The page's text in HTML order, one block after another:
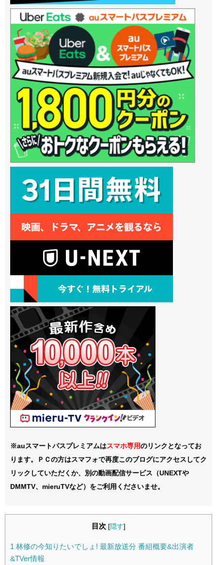
※auスマートパスプレミアムはスマホ専用のリンクとなってお
ります。ＰＣの方はスマフォで再度このブログにアクセスしてク
リックしていただくか、別の動画配信サービス（UNEXTや
DMMTV、mieruTVなど）をご利用くださいませ。
目次 [隠す]
1 林修の今知りたいでしょ! 最新放送分 番組概要&出演者
&TVer情報